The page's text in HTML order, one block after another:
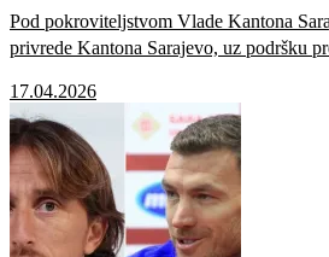
Pod pokroviteljstvom Vlade Kantona
privrede Kantona Sarajevo, uz podršku
zajednice Kantona Sarajevo.
17.04.2026